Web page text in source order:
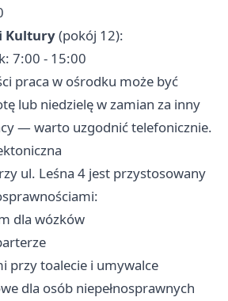
Kultury(pokój 12):
7:00 - 15:00
praca w ośrodku może być
lub niedzielę w zamian za inny
— warto uzgodnić telefonicznie.
ul. Leśna 4 jest przystosowany
dla wózków
przy toalecie i umywalce
dla osób niepełnosprawnych